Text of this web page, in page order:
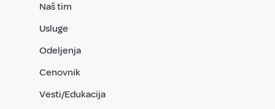
Naš tim
Usluge
Odeljenja
Cenovnik
Vesti/Edukacija